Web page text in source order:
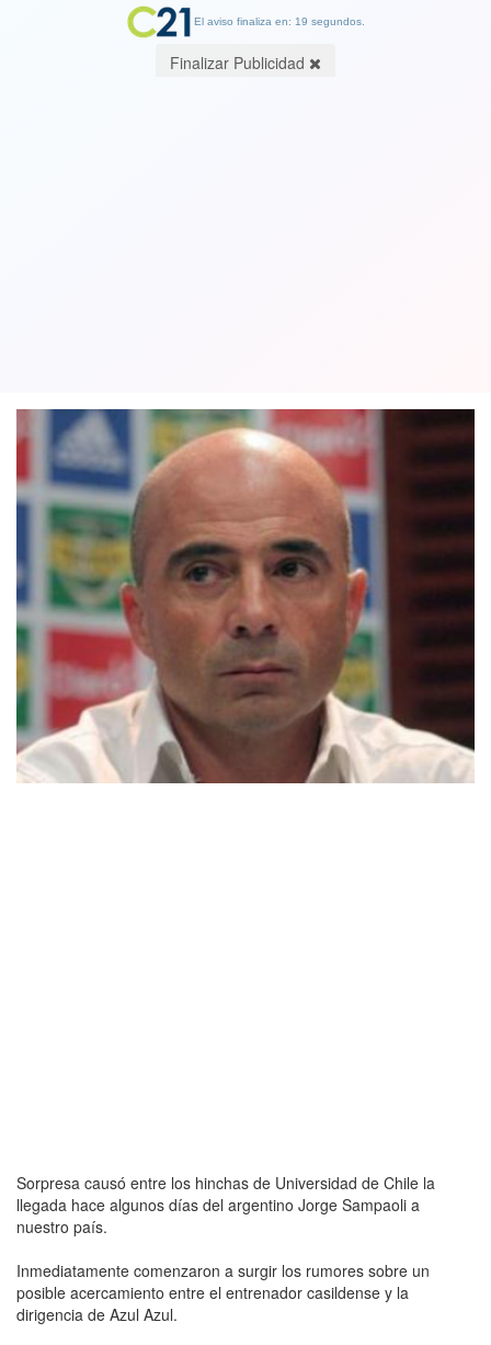
Sorpresa causó entre los hinchas de Universidad de Chile la
llegada hace algunos días del argentino Jorge Sampaoli a
nuestro país.
Inmediatamente comenzaron a surgir los rumores sobre un
posible acercamiento entre el entrenador casildense y la
dirigencia de Azul Azul.
El aviso finaliza en: 19 segundos.
Finalizar Publicidad